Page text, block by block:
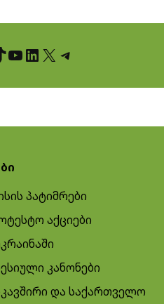
YouTube LinkedIn X Telegram
პატიმრები
აქციები
კანონები
და საქართველო